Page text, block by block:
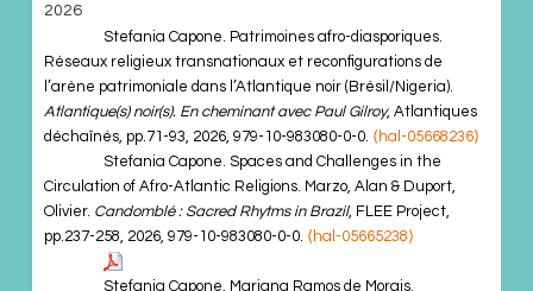
2026
Stefania Capone. Patrimoines afro-diasporiques.
Réseaux religieux transnationaux et reconfigurations de
l’arène patrimoniale dans l’Atlantique noir (Brésil/Nigeria).
Atlantique(s) noir(s). En cheminant avec Paul Gilroy, Atlantiques
déchaînés, pp.71-93, 2026, 979-10-983080-0-0. ⟨hal-05668236⟩
Stefania Capone. Spaces and Challenges in the
Circulation of Afro-Atlantic Religions. Marzo, Alan & Duport,
Olivier. Candomblé : Sacred Rhytms in Brazil, FLEE Project,
pp.237-258, 2026, 979-10-983080-0-0. ⟨hal-05665238⟩
Stefania Capone, Mariana Ramos de Morais.